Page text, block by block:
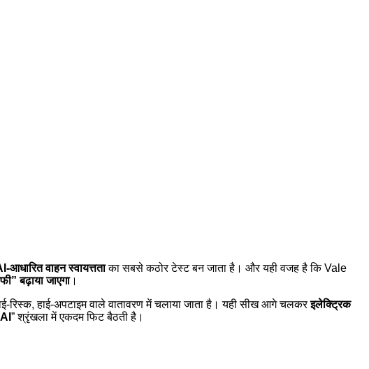
आधारित वाहन स्वायत्तताका सबसे कठोर टेस्ट बन जाता है। और यही वजह है कि Vale
बढ़ाया जाएगा।
रिस्क, हाई-अपटाइम वाले वातावरण में चलाया जाता है। यही सीख आगे चलकरइलेक्ट्रिक
” श्रृंखला में एकदम फिट बैठती है।